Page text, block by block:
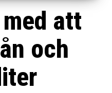
att
och